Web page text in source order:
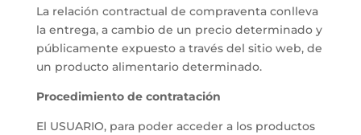
La relación contractual de compraventa conlleva
la entrega, a cambio de un precio determinado y
públicamente expuesto a través del sitio web, de
un producto alimentario determinado.
Procedimiento de contratación
El USUARIO, para poder acceder a los productos